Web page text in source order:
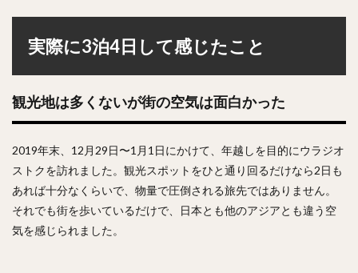
実際に3泊4日して感じたこと
観光地は多くないが街の空気は面白かった
2019年末、12月29日〜1月1日にかけて、年越しを目的にウラジオ
ストクを訪れました。観光スポットをひと通り回るだけなら2日も
あれば十分なくらいで、物量で圧倒される旅先ではありません。
それでも街を歩いているだけで、日本とも他のアジアとも違う空
気を感じられました。